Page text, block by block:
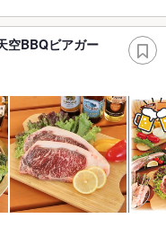
空BBQビアガー